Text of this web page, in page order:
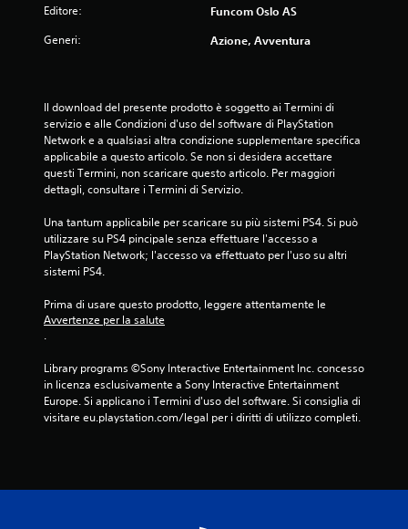
Editore: Funcom Oslo AS
Generi: Azione, Avventura
Il download del presente prodotto è soggetto ai Termini di
servizio e alle Condizioni d'uso del software di PlayStation
Network e a qualsiasi altra condizione supplementare specifica
applicabile a questo articolo. Se non si desidera accettare
questi Termini, non scaricare questo articolo. Per maggiori
dettagli, consultare i Termini di Servizio.
Una tantum applicabile per scaricare su più sistemi PS4. Si può
utilizzare su PS4 pincipale senza effettuare l'accesso a
PlayStation Network; l'accesso va effettuato per l'uso su altri
sistemi PS4.
Prima di usare questo prodotto, leggere attentamente le
Avvertenze per la salute
.
Library programs ©Sony Interactive Entertainment Inc. concesso
in licenza esclusivamente a Sony Interactive Entertainment
Europe. Si applicano i Termini d'uso del software. Si consiglia di
visitare eu.playstation.com/legal per i diritti di utilizzo completi.